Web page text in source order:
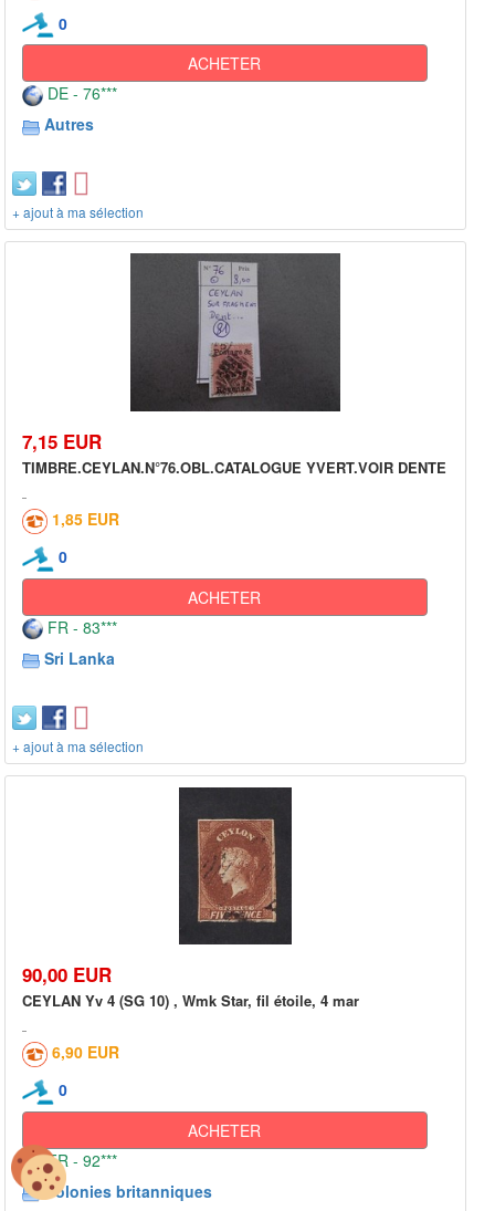
0
ACHETER
DE - 76***
Autres
+ ajout à ma sélection
7,15 EUR
TIMBRE.CEYLAN.N°76.OBL.CATALOGUE YVERT.VOIR DENTE
1,85 EUR
0
ACHETER
FR - 83***
Sri Lanka
+ ajout à ma sélection
90,00 EUR
CEYLAN Yv 4 (SG 10) , Wmk Star, fil étoile, 4 mar
6,90 EUR
0
ACHETER
FR - 92***
Colonies britanniques